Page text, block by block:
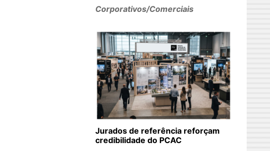
Corporativos/Comerciais
Jurados de referência reforçam
credibilidade do PCAC